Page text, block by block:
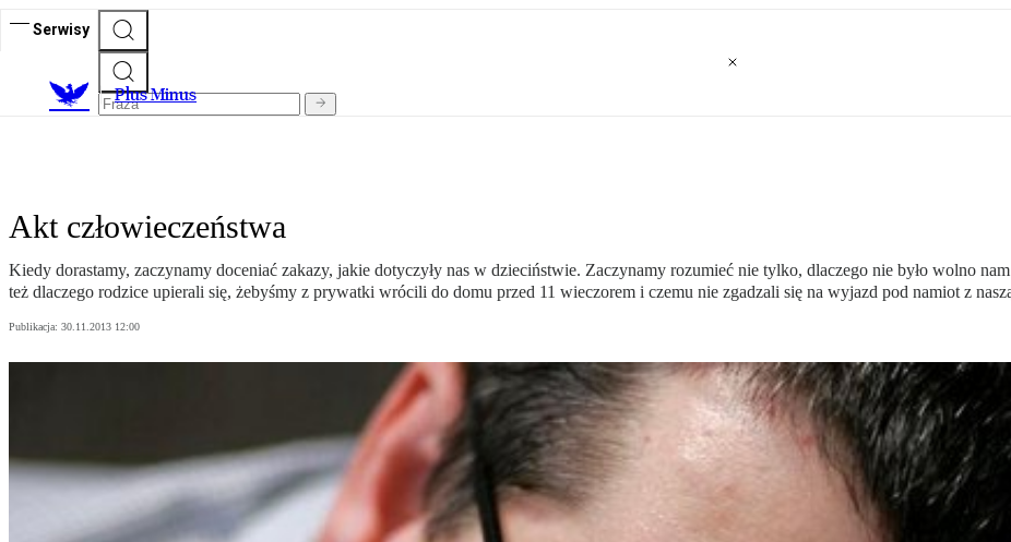
Serwisy
Plus Minus
Akt człowieczeństwa
Kiedy dorastamy, zaczynamy doceniać zakazy, jakie dotyczyły nas w dzieciństwie. Zaczynamy rozumieć nie tylko, dlaczego nie było wolno
też dlaczego rodzice upierali się, żebyśmy z prywatki wrócili do domu przed 11 wieczorem i czemu nie zgadzali się na wyjazd pod namiot z
Publikacja: 30.11.2013 12:00